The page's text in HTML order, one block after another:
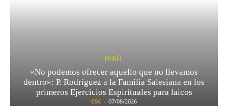
PERÚ
«No podemos ofrecer aquello que no llevamos
dentro»: P. Rodríguez a la Familia Salesiana en los
primeros Ejercicios Espirituales para laicos
CSC - 07/08/2026